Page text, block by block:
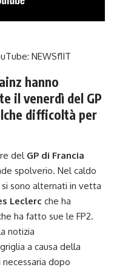
NEWSf1IT
hanno
il venerdì del GP
difficoltà per
del GP di Francia
spolverio. Nel caldo
sono alternati in vetta
Leclerc che ha
ha fatto sue le FP2.
notizia
a causa della
dopo